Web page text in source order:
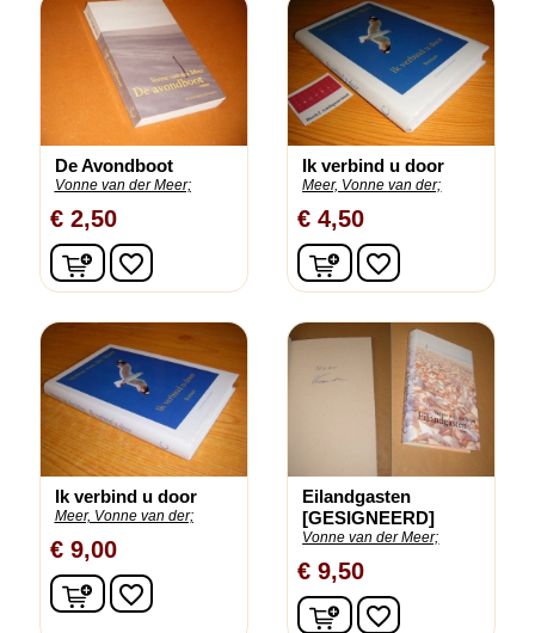
De Avondboot
Vonne van der Meer;
€ 2,50
In winkelwagen
favorite_border
Ik verbind u door
Meer, Vonne van der;
€ 4,50
In winkelwagen
favorite_border
Ik verbind u door
Meer, Vonne van der;
€ 9,00
In winkelwagen
favorite_border
Eilandgasten
[GESIGNEERD]
Vonne van der Meer;
€ 9,50
In winkelwagen
favorite_border